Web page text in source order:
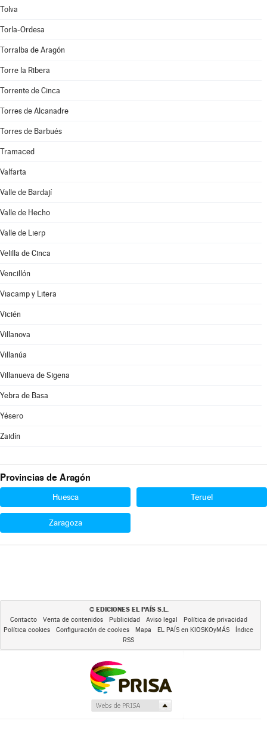
Tolva
Torla-Ordesa
Torralba de Aragón
Torre la Ribera
Torrente de Cinca
Torres de Alcanadre
Torres de Barbués
Tramaced
Valfarta
Valle de Bardají
Valle de Hecho
Valle de Lierp
Velilla de Cinca
Vencillón
Viacamp y Litera
Vicién
Villanova
Villanúa
Villanueva de Sigena
Yebra de Basa
Yésero
Zaidín
Provincias de Aragón
Huesca Teruel
Zaragoza
© EDICIONES EL PAÍS S.L.
Contacto Venta de contenidos Publicidad Aviso legal
Política de privacidad
Política cookies
Configuración de cookies Mapa EL PAÍS en KIOSKOyMÁS
Índice
RSS